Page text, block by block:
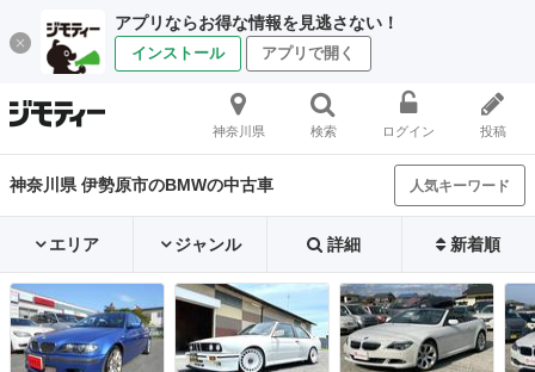
アプリならお得な情報を見逃さない！
インストール アプリで開く
神奈川県 検索 ログイン 投稿
神奈川県 伊勢原市のBMWの中古車 人気キーワード
エリア ジャンル 詳細 新着順